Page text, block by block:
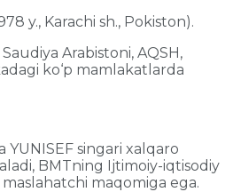
y., Karachi sh., Pokiston).
Arabistoni, AQSH,
ko‘p mamlakatlarda
YUNISЕF singari xalqaro
BMTning Ijtimoiy-iqtisodiy
maslahatchi maqomiga ega.